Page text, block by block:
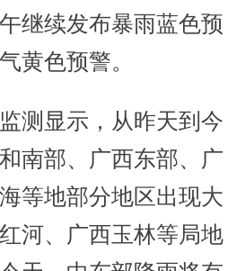
继续发布暴雨蓝色预
黄色预警。
显示，从昨天到今
南部、广西东部、广
等地部分地区出现大
河、广西玉林等局地